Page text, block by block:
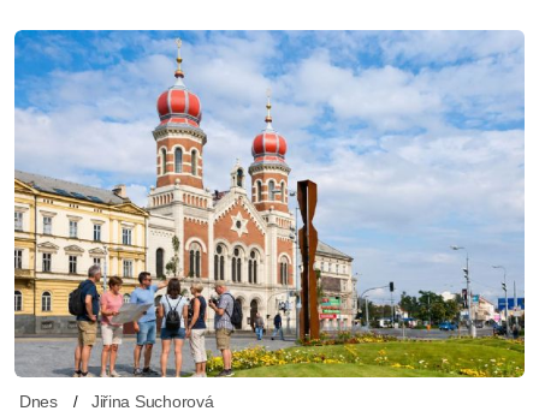
Dnes Jiřina Suchorová